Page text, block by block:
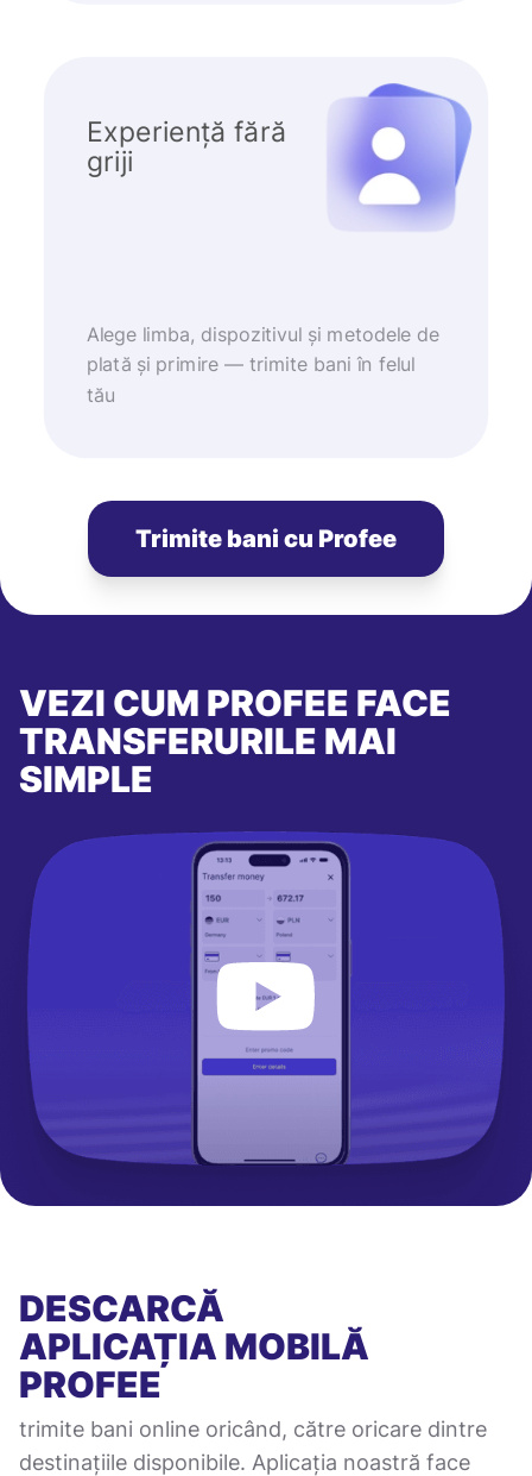
Experiență fără
griji
Alege limba, dispozitivul și metodele de
plată și primire — trimite bani în felul
tău
Trimite bani cu Profee
VEZI CUM PROFEE FACE
TRANSFERURILE MAI
SIMPLE
DESCARCĂ
APLICAȚIA MOBILĂ
PROFEE
trimite bani online oricând, către oricare dintre
destinațiile disponibile. Aplicația noastră face